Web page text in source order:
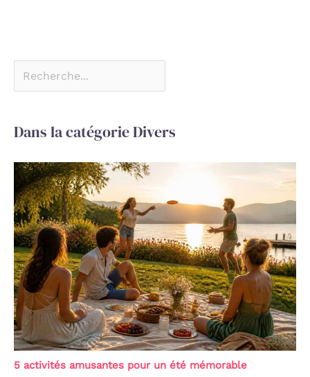
Dans la catégorie Divers
5 activités amusantes pour un été mémorable